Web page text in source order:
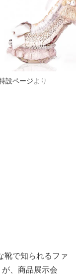
設ページより
靴で知られるファ
が、商品展示会